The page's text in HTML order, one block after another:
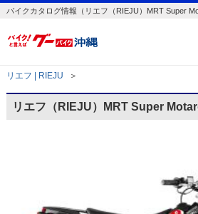
バイクカタログ情報（リエフ（RIEJU）MRT Super
リエフ | RIEJU ＞
リエフ（RIEJU）MRT Super